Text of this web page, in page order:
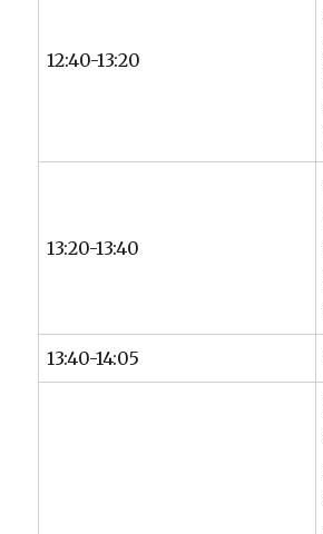
12:40-13:20
13:20-13:40
13:40-14:05